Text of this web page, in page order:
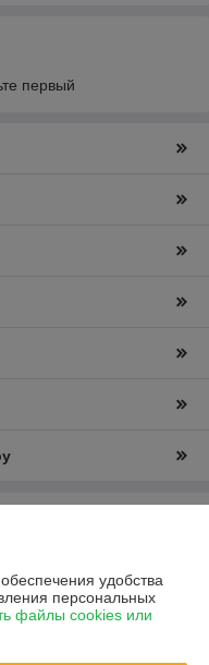
первый
удобства
персональных
файлы cookies или